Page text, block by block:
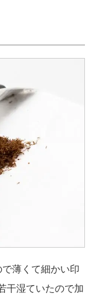
薄くて細かい印
干湿ていたので加